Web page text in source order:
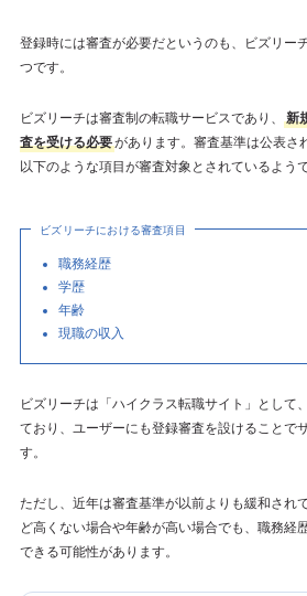
登録時には審査が必要だというのも、ビズリー
つです。
ビズリーチは審査制の転職サービスであり、
新
査を受ける必要があります。審査基準は公表さ
以下のような項目が審査対象とされているようで
ビズリーチにおける審査項目
職務経歴
学歴
年齢
現職の収入
ビズリーチは「ハイクラス転職サイト」として
ており、ユーザーにも登録審査を設けることで
す。
ただし、近年は審査基準が以前よりも緩和され
ど高くない場合や年齢が高い場合でも、職務経
できる可能性があります。